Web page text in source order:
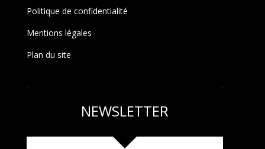
Politique de confidentialité
Mentions légales
Plan du site
NEWSLETTER